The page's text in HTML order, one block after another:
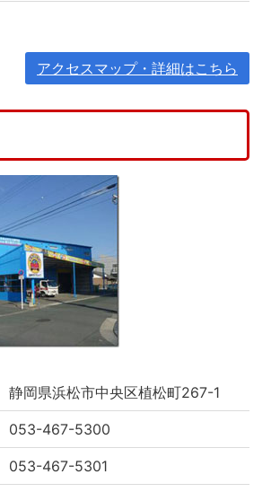
アクセスマップ・詳細はこちら
静岡県浜松市中央区植松町267-1
053-467-5300
053-467-5301